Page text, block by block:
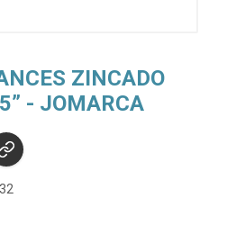
ZINCADO
- JOMARCA